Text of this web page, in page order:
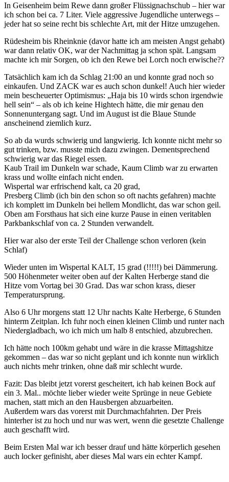
In Geisenheim beim Rewe dann großer Flüssignachschub – hier war
ich schon bei ca. 7 Liter. Viele aggressive Jugendliche unterwegs –
jeder hat so seine recht bis schlechte Art, mit der Hitze umzugehen.
Rüdesheim bis Rheinknie (davor hatte ich am meisten Angst gehabt)
war dann relativ OK, war der Nachmittag ja schon spät. Langsam
machte ich mir Sorgen, ob ich den Rewe bei Lorch noch erwische??
Tatsächlich kam ich da Schlag 21:00 an und konnte grad noch so
einkaufen. Und ZACK war es auch schon dunkel! Auch hier wieder
mein bescheuerter Optimismus: „Haja bis 10 wirds schon irgendwie
hell sein“ – als ob ich keine Hightech hätte, die mir genau den
Sonnenuntergang sagt. Und im August ist die Blaue Stunde
anscheinend ziemlich kurz.
So ab da wurds schwierig und langwierig. Ich konnte nicht mehr so
gut trinken, bzw. musste mich dazu zwingen. Dementsprechend
schwierig war das Riegel essen.
Kaub Trail im Dunkeln war schade, Kaum Climb war zu erwarten
krass und wollte einfach nicht enden.
Wispertal war erfrischend kalt, ca 20 grad,
Presberg Climb (ich bin den schon so oft nachts gefahren) machte
ich komplett im Dunkeln bei hellem Mondlicht, das war schon geil.
Oben am Forsthaus hat sich eine kurze Pause in einen veritablen
Parkbankschlaf von ca. 2 Stunden verwandelt.
Hier war also der erste Teil der Challenge schon verloren (kein
Schlaf)
Wieder unten im Wispertal KALT, 15 grad (!!!!!) bei Dämmerung.
500 Höhenmeter weiter oben auf der Kalten Herberge stand die
Hitze vom Vortag bei 30 Grad. Das war schon krass, dieser
Temperatursprung.
Also 6 Uhr morgens statt 12 Uhr nachts Kalte Herberge, 6 Stunden
hinterm Zeitplan. Ich fuhr noch einen kleinen Climb und runter nach
Niedergladbach, wo ich mich um halb 8 entschied, abzubrechen.
Ich hätte noch 100km gehabt und wäre in die krasse Mittagshitze
gekommen – das war so nicht geplant und ich konnte nun wirklich
auch nichts mehr trinken, ohne daß mir schlecht wurde.
Fazit: Das bleibt jetzt vorerst gescheitert, ich hab keinen Bock auf
ein 3. Mal.. möchte lieber wieder weite Sprünge in neue Gebiete
machen, statt mich an den Hausbergen abzuarbeiten.
Außerdem wars das vorerst mit Durchmachfahrten. Der Preis
hinterher ist zu hoch und nur was wert, wenn die gesetzte Challenge
auch geschafft wird.
Beim Ersten Mal war ich besser drauf und hätte körperlich gesehen
auch locker gefinisht, aber dieses Mal wars ein echter Kampf.